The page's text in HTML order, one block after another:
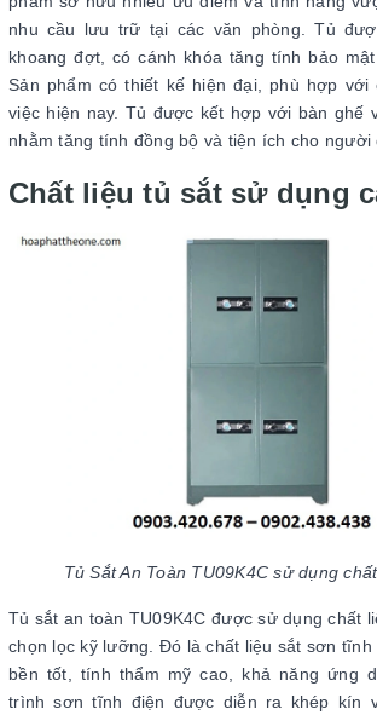
nhu cầu lưu trữ tại các văn phòng. Tủ
khoang đợt, có cánh khóa tăng tính bảo
Sản phẩm có thiết kế hiện đại, phù hợp với
việc hiện nay. Tủ được kết hợp với bàn ghế
nhằm tăng tính đồng bộ và tiện ích cho người
Chất liệu tủ sắt sử dụng
Tủ Sắt An Toàn TU09K4C sử dụng
Tủ sắt an toàn TU09K4C được sử dụng chất
chọn lọc kỹ lưỡng. Đó là chất liệu sắt sơn tĩnh
bền tốt, tính thẩm mỹ cao, khả năng ứng
trình sơn tĩnh điện được diễn ra khép kín